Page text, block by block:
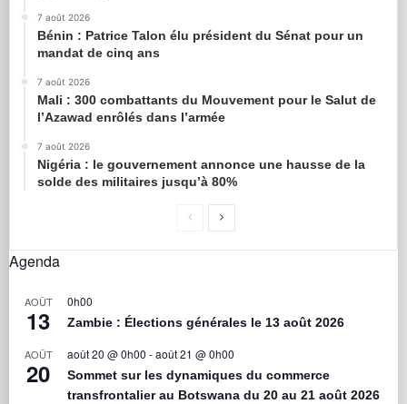
7 août 2026
Bénin : Patrice Talon élu président du Sénat pour un
mandat de cinq ans
7 août 2026
Mali : 300 combattants du Mouvement pour le Salut de
l’Azawad enrôlés dans l’armée
7 août 2026
Nigéria : le gouvernement annonce une hausse de la
solde des militaires jusqu’à 80%
Agenda
AOÛT
13
0h00
Zambie : Élections générales le 13 août 2026
AOÛT
20
août 20 @ 0h00 -août 21 @ 0h00
Sommet sur les dynamiques du commerce
transfrontalier au Botswana du 20 au 21 août 2026